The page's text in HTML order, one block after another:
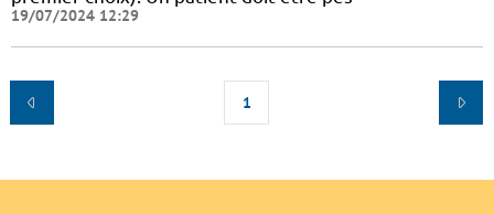
19/07/2024 12:29
1